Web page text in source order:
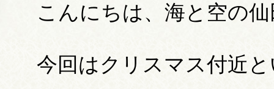
こんにちは、海と空の
今回はクリスマス付近